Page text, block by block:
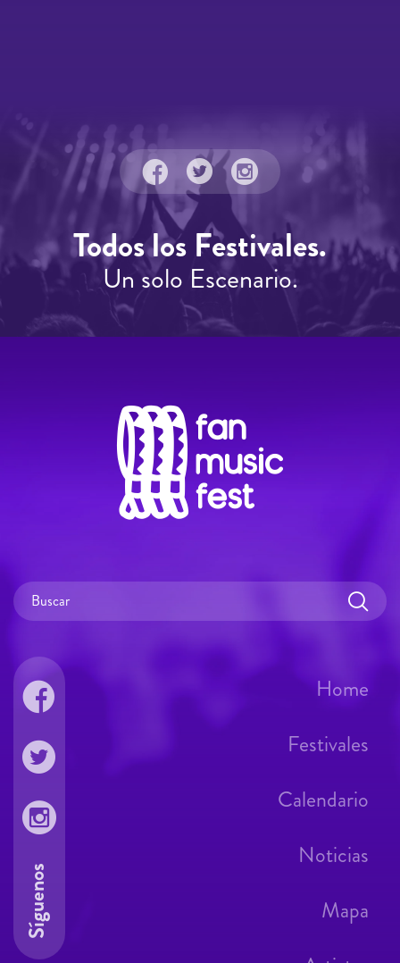
Todos los Festivales.
Un solo Escenario.
Home
Festivales
Calendario
Noticias
Mapa
Síguenos